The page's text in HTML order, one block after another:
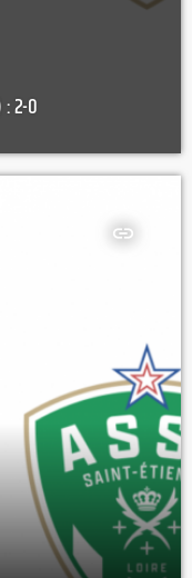
2-0
insert_link